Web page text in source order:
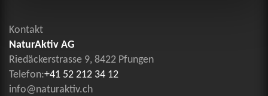
Kontakt
NaturAktiv AG
Riedäckerstrasse 9, 8422 Pfungen
Telefon:+41 52 212 34 12
info@naturaktiv.ch